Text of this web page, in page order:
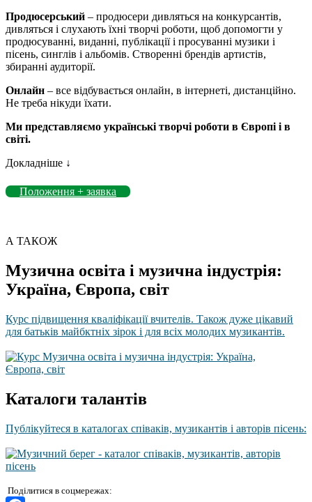
Продюсерський – продюсери дивляться на конкурсантів,
дивляться і слухають їхні творчі роботи, щоб допомогти у
продюсуванні, виданні, публікації і просуванні музики і
пісень, синглів і альбомів. Створенні брендів артистів,
збиранні аудиторії.
Онлайн – все відбувається онлайн, в інтернеті, дистанційно.
Не треба нікуди їхати.
Ми представляємо українські творчі роботи в Європі і в
світі.
Докладніше ↓
Положення + заявка
А ТАКОЖ
Музична освіта і музична індустрія:
Україна, Європа, світ
Курс підвищення кваліфікації вчителів. Також дуже цікавий
для батьків майбктніх зірок і для всіх молодих музикантів.
Каталоги талантів
Публікуйтеся в каталогах співаків, музикантів і авторів пісень:
Поділитися в соцмережах: